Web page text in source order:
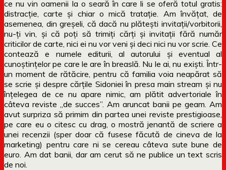
ce nu vin oamenii la o seară în care li se oferă totul gratis:
distracție, carte și chiar o mică tratație. Am învățat, de
asemenea, din greșeli, că dacă nu plătești invitații/vorbitorii,
nu-ți vin, și că poți să trimiți cărți și invitații fără număr
criticilor de carte, nici ei nu vor veni și deci nici nu vor scrie. Ce
contează e numele editurii, al autorului și eventual al
cunoștințelor pe care le are în breaslă. Nu le ai, nu exiști. Într-
un moment de rătăcire, pentru că familia voia neapărat să
se scrie și despre cărțile Sidoniei în presa main stream și nu
înțelegea de ce nu apare nimic, am plătit advertoriale în
câteva reviste „de succes”. Am aruncat banii pe geam. Am
avut surpriza să primim din partea unei reviste prestigioase,
pe care eu o citesc cu drag, o mostră jenantă de scriere a
unei recenzii (sper doar că fusese făcută de cineva de la
marketing) pentru care ni se cereau câteva sute bune de
euro. Am dat banii, dar am cerut să ne publice un text scris
de noi.